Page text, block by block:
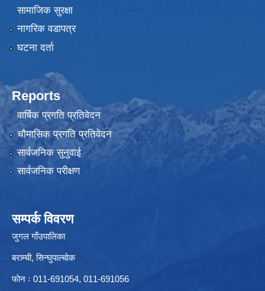
सामाजिक सुरक्षा
नागरिक वडापत्र
घटना दर्ता
Reports
वार्षिक प्रगति प्रतिवेदन
चौमासिक प्रगति प्रतिवेदन
सार्वजनिक सुनुवाई
सार्वजनिक परीक्षण
सम्पर्क विवरण
जुगल गाँउपालिका
बराम्ची, सिन्घुपाल्चाेक
फाेन ः 011-691054, 011-691056